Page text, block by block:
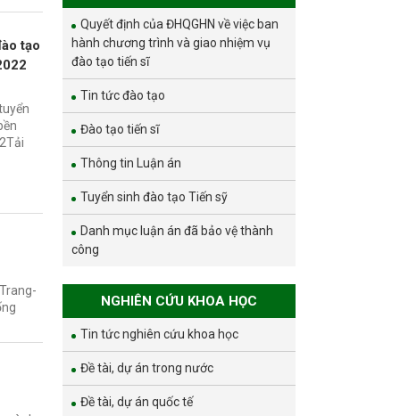
tạo
Quyết định của ĐHQGHN về việc ban
hành chương trình và giao nhiệm vụ
đào tạo tiến sĩ
Tin tức đào tạo
Đào tạo tiến sĩ
Thông tin Luận án
Tuyển sinh đào tạo Tiến sỹ
Danh mục luận án đã bảo vệ thành
công
NGHIÊN CỨU KHOA HỌC
Tin tức nghiên cứu khoa học
Đề tài, dự án trong nước
Đề tài, dự án quốc tế